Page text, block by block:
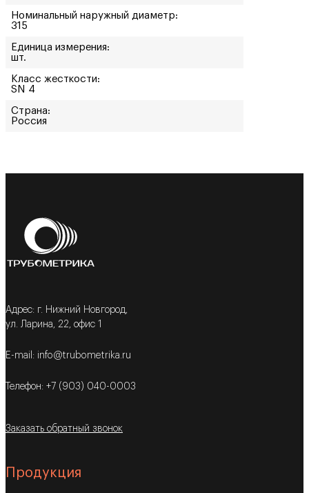
Номинальный наружный диаметр:
315
Единица измерения:
шт.
Класс жесткости:
SN 4
Страна:
Россия
Адрес: г. Нижний Новгород,
ул. Ларина, 22, офис 1
E-mail: info@trubometrika.ru
Телефон: +7 (903) 040-0003
Заказать обратный звонок
Продукция